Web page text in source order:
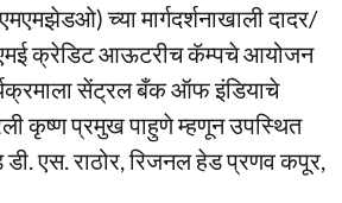
च्या मार्गदर्शनाखाली दादर/
क्रेडिट आऊटरीच कॅम्पचे आयोजन
सेंट्रल बँक ऑफ इंडियाचे
कृष्ण प्रमुख पाहुणे म्हणून उपस्थित
डी. एस. राठोर, रिजनल हेड प्रणव कपूर,